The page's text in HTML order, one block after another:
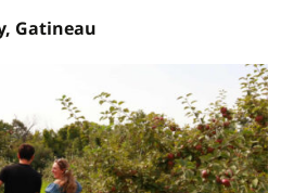
Gatineau